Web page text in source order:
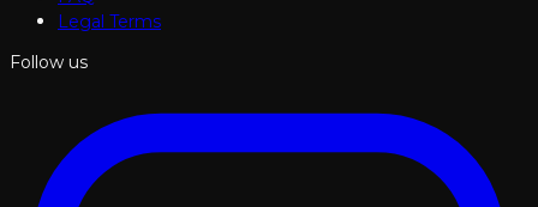
Legal Terms
Follow us